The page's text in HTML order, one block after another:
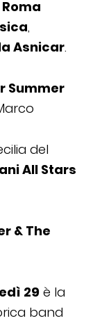
,
Asnicar.
Summer
del
All Stars
& The
29 è la
band